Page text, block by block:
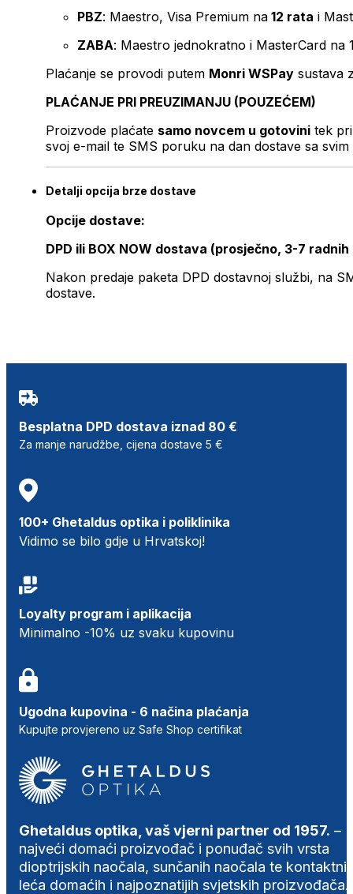
PBZ: Maestro, Visa Premium na 12 rata i
ZABA: Maestro jednokratno i MasterCard na
Plaćanje se provodi putem Monri WSPay sustava
PLAĆANJE PRI PREUZIMANJU (POUZEĆEM)
Proizvode plaćate samo novcem u gotovini tek
svoj e-mail te SMS poruku na dan dostave sa svim
Detalji opcija brze dostave
Opcije dostave:
DPD ili BOX NOW dostava (prosječno, 3-7 radnih
Nakon predaje paketa DPD dostavnoj službi, na
dostave.
Besplatna DPD dostava iznad 80 €
Za manje narudžbe, cijena dostave 5 €
100+ Ghetaldus optika i poliklinika
Vidimo se bilo gdje u Hrvatskoj!
Loyalty program i aplikacija
Minimalno -10% uz svaku kupovinu
Ugodna kupovina - 6 načina plaćanja
Kupujte provjereno uz Safe Shop certifikat
Ghetaldus optika, vaš vjerni partner od 1957. –
najveći domaći proizvođač i ponuđač svih vrsta
dioptrijskih naočala, sunčanih naočala te
leća domaćih i najpoznatijih svjetskih proizvođača.